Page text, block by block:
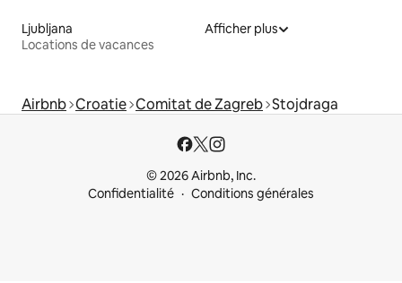
Ljubljana
Locations de vacances
Afficher plus
Airbnb Croatie Comitat de Zagreb Stojdraga
© 2026 Airbnb, Inc.
Confidentialité
Conditions générales